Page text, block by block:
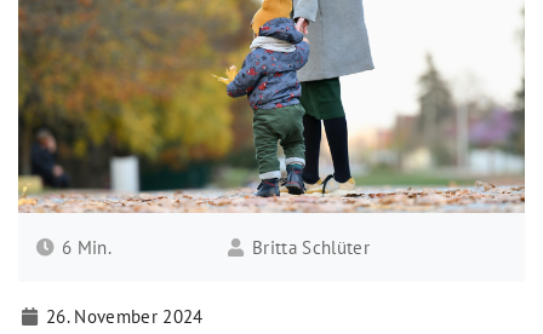
6 Min. Britta Schlüter
26. November 2024